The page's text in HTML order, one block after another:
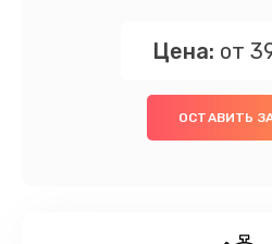
Цена: от
ОСТАВИТЬ